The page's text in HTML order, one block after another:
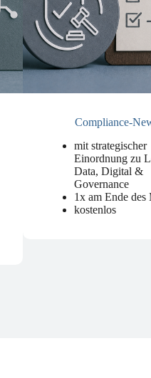
Compliance-
mit strategischer
Einordnung zu
Data, Digital &
Governance
1x am Ende des
kostenlos